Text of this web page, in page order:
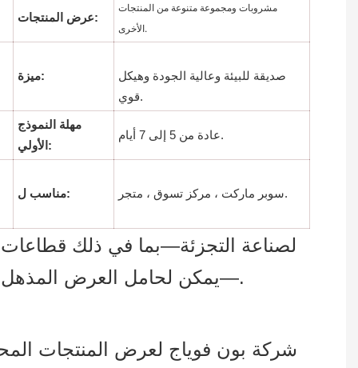
عرض المنتجات:
مشروبات ومجموعة متنوعة من المنتجات
الأخرى.
ميزة:
صديقة للبيئة وعالية الجودة وهيكل
قوي.
مهلة النموذج
الأولي:
عادة من 5 إلى 7 أيام.
مناسب ل: سوبر ماركت ، مركز تسوق ، متجر.
لصناعة التجزئة—بما في ذلك قطاعات
—يمكن لحامل العرض المذهل أن يجذب انتباه العملاء ويقدم عرضًا فعالاً للمنتجات وحجم مبيعات أكبر بشكل ملحوظ.
شركة بون فوياج لعرض المنتجات